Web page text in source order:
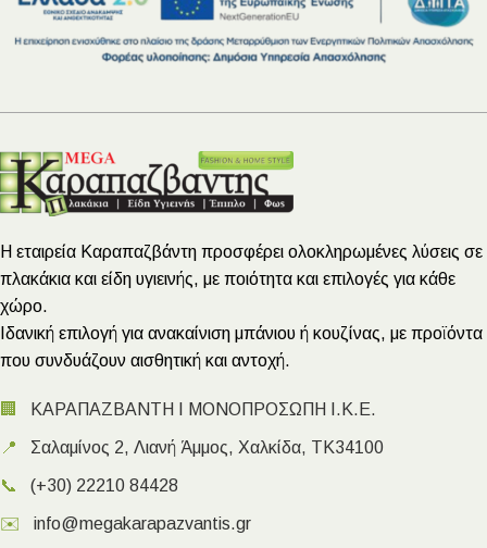
Η εταιρεία Καραπαζβάντη προσφέρει ολοκληρωμένες λύσεις σε
πλακάκια και είδη υγιεινής, με ποιότητα και επιλογές για κάθε
χώρο.
Ιδανική επιλογή για ανακαίνιση μπάνιου ή κουζίνας, με προϊόντα
που συνδυάζουν αισθητική και αντοχή.
🏢 ΚΑΡΑΠΑΖΒΑΝΤΗ Ι ΜΟΝΟΠΡΟΣΩΠΗ Ι.Κ.Ε.
📍 Σαλαμίνος 2, Λιανή Άμμος, Χαλκίδα, ΤΚ34100
📞 (+30) 22210 84428
✉️ info@megakarapazvantis.gr